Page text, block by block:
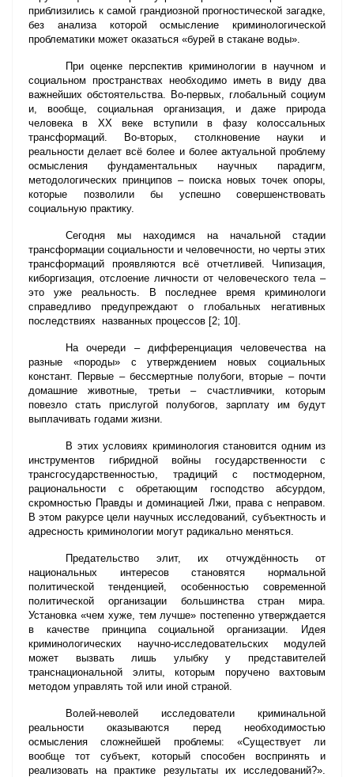
приблизились к самой грандиозной прогностической загадке,
без анализа которой осмысление криминологической
проблематики может оказаться «бурей в стакане воды».
При оценке перспектив криминологии в научном и
социальном пространствах необходимо иметь в виду два
важнейших обстоятельства. Во-первых, глобальный социум
и, вообще, социальная организация, и даже природа
человека в ХХ веке вступили в фазу колоссальных
трансформаций. Во-вторых, столкновение науки и
реальности делает всё более и более актуальной проблему
осмысления фундаментальных научных парадигм,
методологических принципов – поиска новых точек опоры,
которые позволили бы успешно совершенствовать
социальную практику.
Сегодня мы находимся на начальной стадии
трансформации социальности и человечности, но черты этих
трансформаций проявляются всё отчетливей. Чипизация,
киборгизация, отслоение личности от человеческого тела –
это уже реальность. В последнее время криминологи
справедливо предупреждают о глобальных негативных
последствиях названных процессов [2; 10].
На очереди – дифференциация человечества на
разные «породы» с утверждением новых социальных
констант. Первые – бессмертные полубоги, вторые – почти
домашние животные, третьи – счастливчики, которым
повезло стать прислугой полубогов, зарплату им будут
выплачивать годами жизни.
В этих условиях криминология становится одним из
инструментов гибридной войны государственности с
трансгосударственностью, традиций с постмодерном,
рациональности с обретающим господство абсурдом,
скромностью Правды и доминацией Лжи, права с неправом.
В этом ракурсе цели научных исследований, субъектность и
адресность криминологии могут радикально меняться.
Предательство элит, их отчуждённость от
национальных интересов становятся нормальной
политической тенденцией, особенностью современной
политической организации большинства стран мира.
Установка «чем хуже, тем лучше» постепенно утверждается
в качестве принципа социальной организации. Идея
криминологических научно-исследовательских модулей
может вызвать лишь улыбку у представителей
транснациональной элиты, которым поручено вахтовым
методом управлять той или иной страной.
Волей-неволей исследователи криминальной
реальности оказываются перед необходимостью
осмысления сложнейшей проблемы: «Существует ли
вообще тот субъект, который способен воспринять и
реализовать на практике результаты их исследований?».